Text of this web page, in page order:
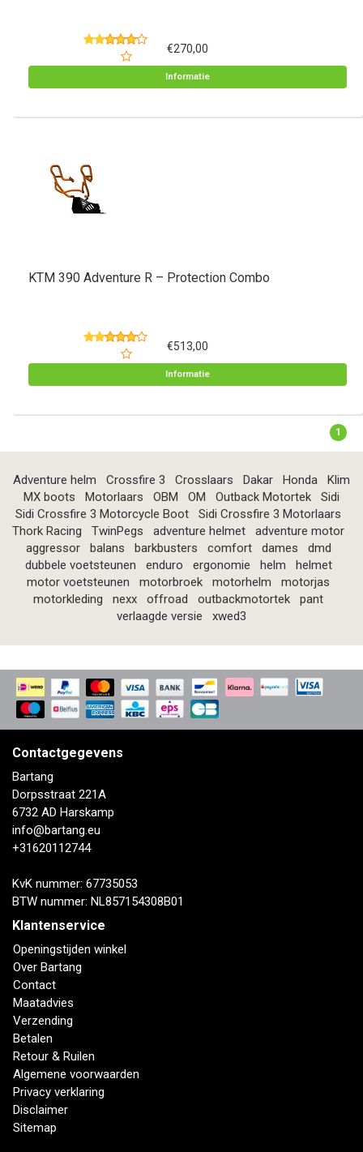
€270,00
Informatie
KTM 390 Adventure R – Protection Combo
€513,00
Informatie
1
Adventure helm Crossfire 3 Crosslaars Dakar Honda
Klim
MX boots
Motorlaars OBM OM Outback Motortek
Sidi
Sidi Crossfire 3 Motorcycle Boot
Sidi Crossfire 3 Motorlaars
Thork Racing
TwinPegs adventure helmet
adventure motor
aggressor
balans barkbusters comfort dames
dmd
dubbele voetsteunen
enduro ergonomie helm
helmet
motor voetsteunen
motorbroek motorhelm
motorjas
motorkleding
nexx offroad outbackmotortek
pant
verlaagde versie
xwed3
Contactgegevens
Bartang
Dorpsstraat 221A
6732 AD Harskamp
info@bartang.eu
+31620112744
KvK nummer: 67735053
BTW nummer: NL857154308B01
Klantenservice
Openingstijden winkel
Over Bartang
Contact
Maatadvies
Verzending
Betalen
Retour & Ruilen
Algemene voorwaarden
Privacy verklaring
Disclaimer
Sitemap